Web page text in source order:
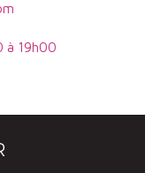
à 19h00